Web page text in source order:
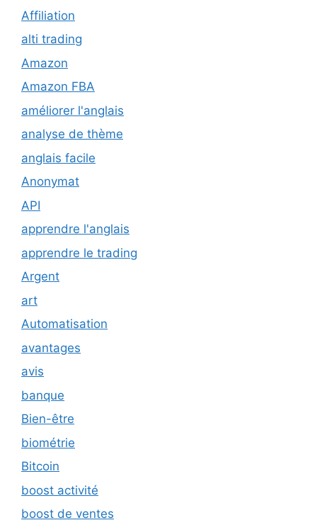
Affiliation
alti trading
Amazon
Amazon FBA
améliorer l'anglais
analyse de thème
anglais facile
Anonymat
API
apprendre l'anglais
apprendre le trading
Argent
art
Automatisation
avantages
avis
banque
Bien-être
biométrie
Bitcoin
boost activité
boost de ventes